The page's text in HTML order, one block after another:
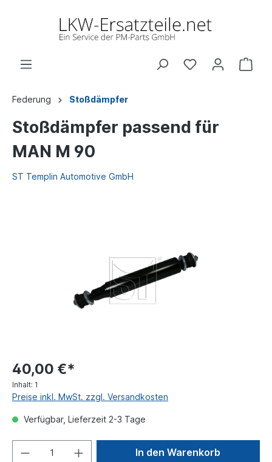
Federung Stoßdämpfer
Stoßdämpfer passend für
MAN M 90
ST Templin Automotive GmbH
40,00 €*
Inhalt: 1
Preise inkl. MwSt. zzgl. Versandkosten
Verfügbar, Lieferzeit 2-3 Tage
In den Warenkorb